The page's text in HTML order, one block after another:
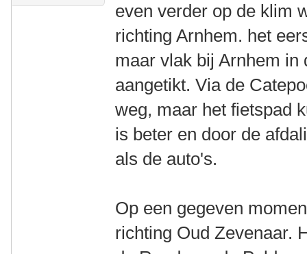
even verder op de klim
richting Arnhem. het
maar vlak bij Arnhem in
aangetikt. Via de
weg, maar het fietspad
is beter en door de
als de auto's.
Op een gegeven
richting Oud Zevenaar.